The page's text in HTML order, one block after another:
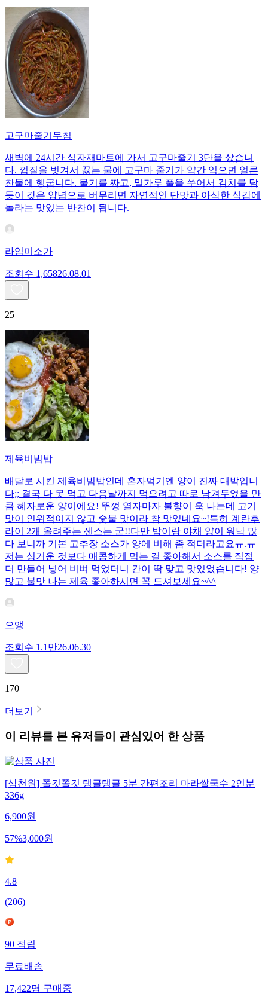
고구마줄기무침
새벽에 24시간 식자재마트에 가서 고구마줄기 3단을 샀습니
다. 껍질을 벗겨서 끓는 물에 고구마 줄기가 약간 익으면 얼른
찬물에 헹굽니다. 물기를 짜고, 밀가루 풀을 쑤어서 김치를 담
듯이 갖은 양념으로 버무리면 자연적인 단맛과 아삭한 식감에
놀라는 맛있는 반찬이 됩니다.
라임미소가
조회수 1,65826.08.01
25
제육비빔밥
배달로 시킨 제육비빔밥인데 혼자먹기엔 양이 진짜 대박입니
다;; 결국 다 못 먹고 다음날까지 먹으려고 따로 남겨두었을 만
큼 혜자로운 양이에요! 뚜껑 열자마자 불향이 훅 나는데 고기
맛이 인위적이지 않고 숯불 맛이라 참 맛있네요~!특히 계란후
라이 2개 올려주는 센스는 굳!! ​다만 밥이랑 야채 양이 워낙 많
다 보니까 기본 고추장 소스가 양에 비해 좀 적더라고요ㅠ.ㅠ
저는 싱거운 것보다 매콤하게 먹는 걸 좋아해서 소스를 직접
더 만들어 넣어 비벼 먹었더니 간이 딱 맞고 맛있었습니다! 양
많고 불맛 나는 제육 좋아하시면 꼭 드셔보세요~^^
으앵
조회수 1.1만26.06.30
170
더보기
이 리뷰를 본 유저들이 관심있어 한 상품
[삼천원] 쫄깃쫄깃 탱글탱글 5분 간편조리 마라쌀국수 2인분
336g
6,900원
57%3,000원
4.8
(206)
90 적립
무료배송
17,422명 구매중